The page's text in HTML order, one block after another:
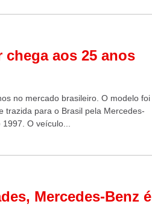
chega aos 25 anos
no mercado brasileiro. O modelo foi
trazida para o Brasil pela Mercedes-
O veículo...
Mercedes-Benz é